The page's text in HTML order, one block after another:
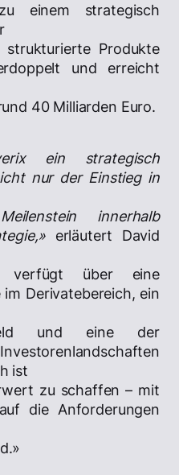
einem strategisch
Produkte
und erreicht
40 Milliarden Euro.
ein strategisch
nur der Einstieg in
innerhalb
erläutert David
verfügt über eine
Derivatebereich, ein
und eine der
ist
zu schaffen – mit
die Anforderungen